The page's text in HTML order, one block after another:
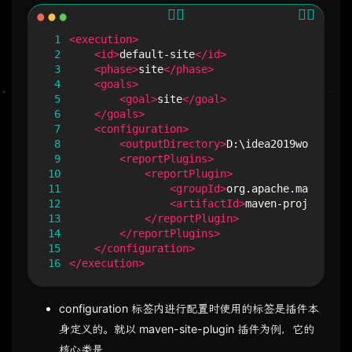
1
2
3
4
5
6
7
8
9
10
11
12
13
14
15
16
<execution>
<id>default-site</id>
<phase>site</phase>
<goals>
<goal>site</goal>
</goals>
<configuration>
<outputDirectory>
<reportPlugins>
<reportPlugin>
<groupId>
<artifactId>maven-project-
</reportPlugin>
</reportPlugins>
</configuration>
</execution>
configuration 标签内进行配置时使用的标签是插件本
身定义的。就以 maven-site-plugin 插件为例，它的
核心类是